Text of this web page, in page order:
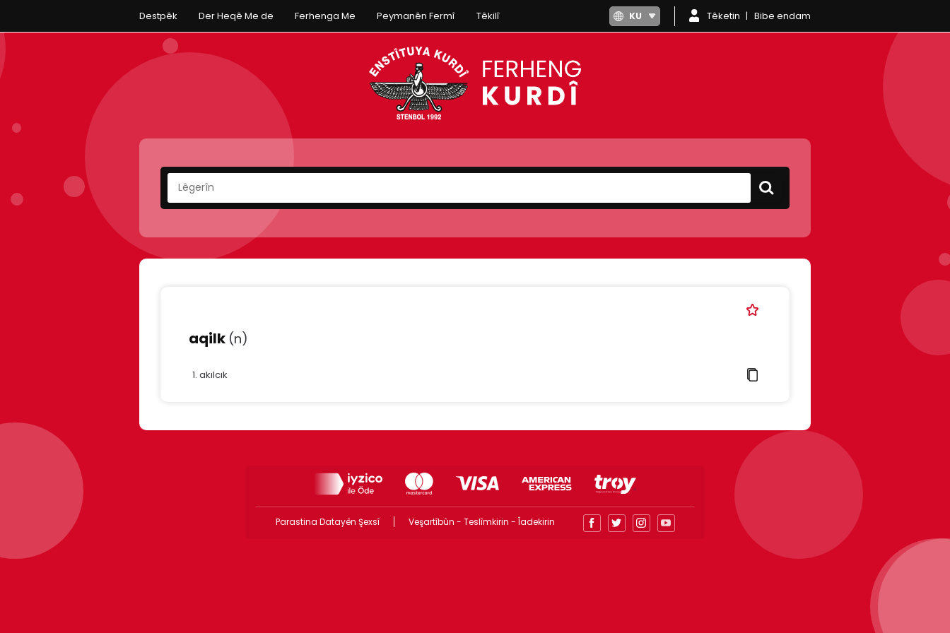
Destpêk Der Heqê Me de Ferhenga Me Peymanên Fermî Têkilî KU Têketin Bibe endam
aqilk (n)
akılcık
Parastina Datayên Şexsî Veşartîbûn - Teslîmkirin - Îadekirin